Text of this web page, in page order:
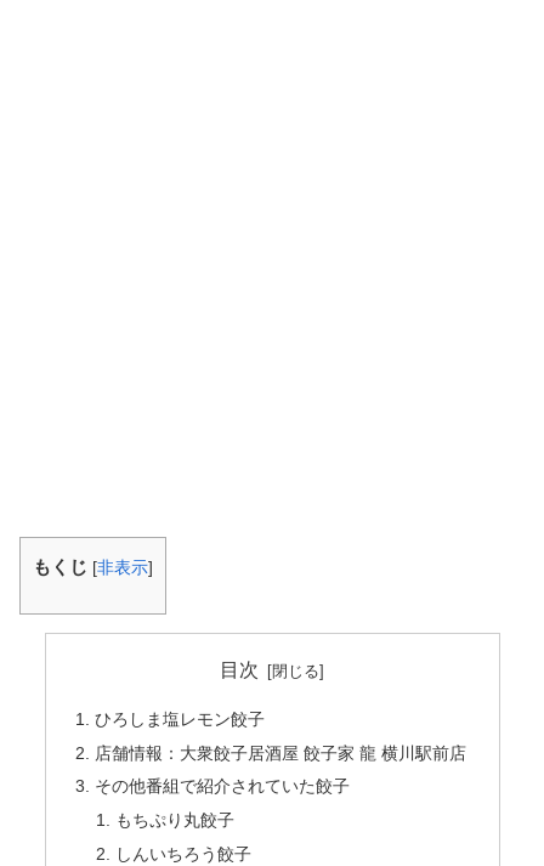
もくじ [非表示]
目次
ひろしま塩レモン餃子
店舗情報：大衆餃子居酒屋 餃子家 龍 横川駅前店
その他番組で紹介されていた餃子
もちぷり丸餃子
しんいちろう餃子